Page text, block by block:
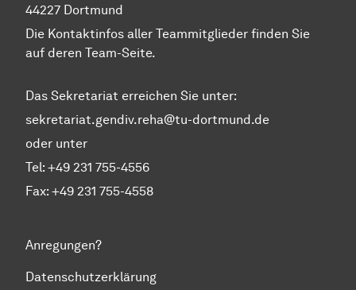
44227 Dortmund
Die Kontaktinfos aller Teammitglieder finden Sie
auf deren Team-Seite.
Das Sekretariat erreichen Sie unter:
sekretariat.gendiv.reha@tu-dortmund.de
oder unter
Tel: +49 231 755-4556
Fax: +49 231 755-4558
Anregungen?
Datenschutzerklärung